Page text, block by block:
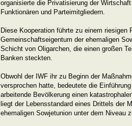
organisierte die Privatisierung der
Funktionären und Parteimitgliedern.
Diese Kooperation führte zu einem riesigen
Gemeinschaftseigentum der ehemaligen
Schicht von Oligarchen, die einen großen
Banken steckten.
Obwohl der IWF ihr zu Beginn der
versprochen hatte, bedeutete die
arbeitende Bevölkerung einen
liegt der Lebensstandard eines Drittels der
ehemaligen Sowjetunion unter dem Niveau